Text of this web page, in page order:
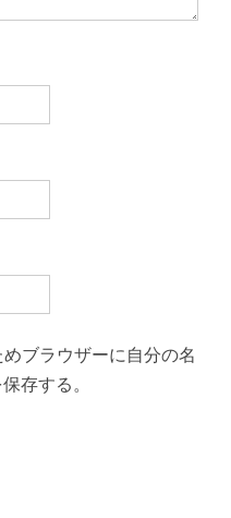
ブラウザーに自分の名
存する。